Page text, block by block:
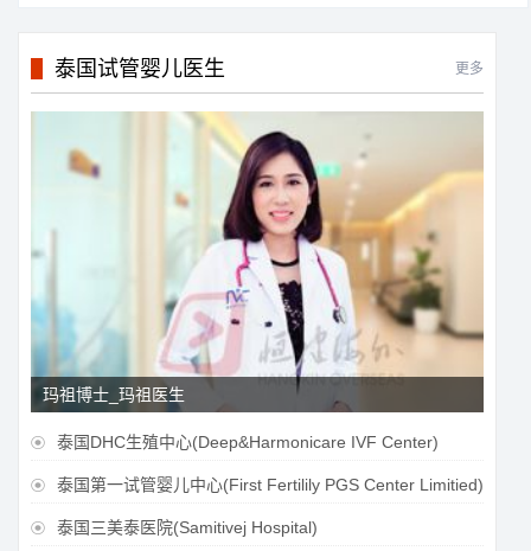
泰国试管婴儿医生 更多
玛祖博士_玛祖医生
 泰国DHC生殖中心(Deep&Harmonicare IVF Center)
 泰国第一试管婴儿中心(First Fertilily PGS Center Limitied)
 泰国三美泰医院(Samitivej Hospital)